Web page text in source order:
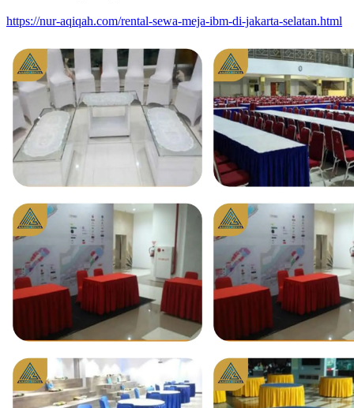
https://nur-aqiqah.com/rental-sewa-meja-ibm-di-jakarta-selatan.html